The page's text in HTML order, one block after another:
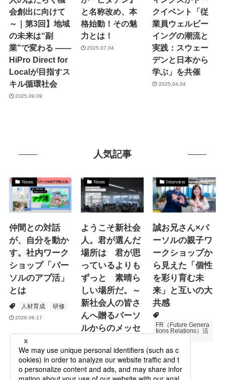
会創出に向けて
～｜第3回】地域
の未来は“副
業”で変わる ——
HiPro Direct for
Localが目指すス
キル循環社会
2025.09.09
と名称改め、本
格始動！その魅
力とは！
2025.07.04
クイベント「従
業員ウェルビー
イングの潮流と
実践：スウェー
デンと日本から
学ぶ」を共催
2025.04.04
人気記事
News
仲間との対話
が、自分を動か
す。社内ワーク
ショップ「パー
ソルのアプ活」
とは
人材育成 研修
2026.06.17
News
ようこそ新社会
人。君が選んだ
場所は 君が思
っているよりも
ずっと 素晴ら
しい場所だ。～
新社会人の皆さ
んへ贈るパーソ
ルからのメッセ
Specialized Servic
es
Interview
誠お兄さん×パ
ーソルの親子ワ
ークショップか
ら見えた「個性
を彩り育む未
来」と互いの大
共感
FR（Future Genera
tions Relations）活
次世代育成
2026.06.16